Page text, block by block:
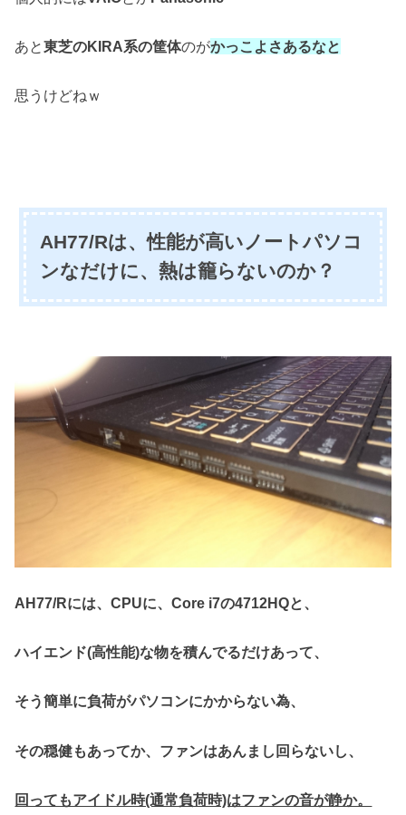
あと東芝のKIRA系の筐体のがかっこよさあるなと
思うけどねｗ
AH77/Rは、性能が高いノートパソコ
ンなだけに、熱は籠らないのか？
AH77/Rには、CPUに、Core i7の4712HQと、
ハイエンド(高性能)な物を積んでるだけあって、
そう簡単に負荷がパソコンにかからない為、
その穏健もあってか、ファンはあんまし回らないし、
回ってもアイドル時(通常負荷時)はファンの音が静か。